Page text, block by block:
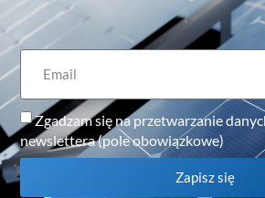
Zgadzam się na przetwarzanie
newslettera (pole obowiązkowe)
Zapisz się